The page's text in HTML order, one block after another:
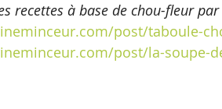
recettes à base de chou-fleur
post/taboule-
post/la-soupe-